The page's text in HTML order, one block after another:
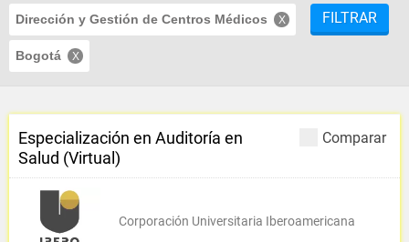
Dirección y Gestión de Centros Médicos
Bogotá
FILTRAR
Comparar
Especialización en Auditoría en
Salud (Virtual)
Corporación Universitaria Iberoamericana